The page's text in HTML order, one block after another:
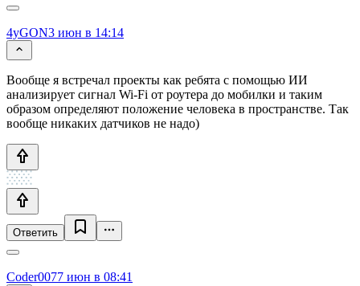
4yGON3 июн в 14:14
Вообще я встречал проекты как ребята с помощью ИИ
анализирует сигнал Wi-Fi от роутера до мобилки и таким
образом определяют положение человека в пространстве. Так
вообще никаких датчиков не надо)
Ответить
Coder0077 июн в 08:41